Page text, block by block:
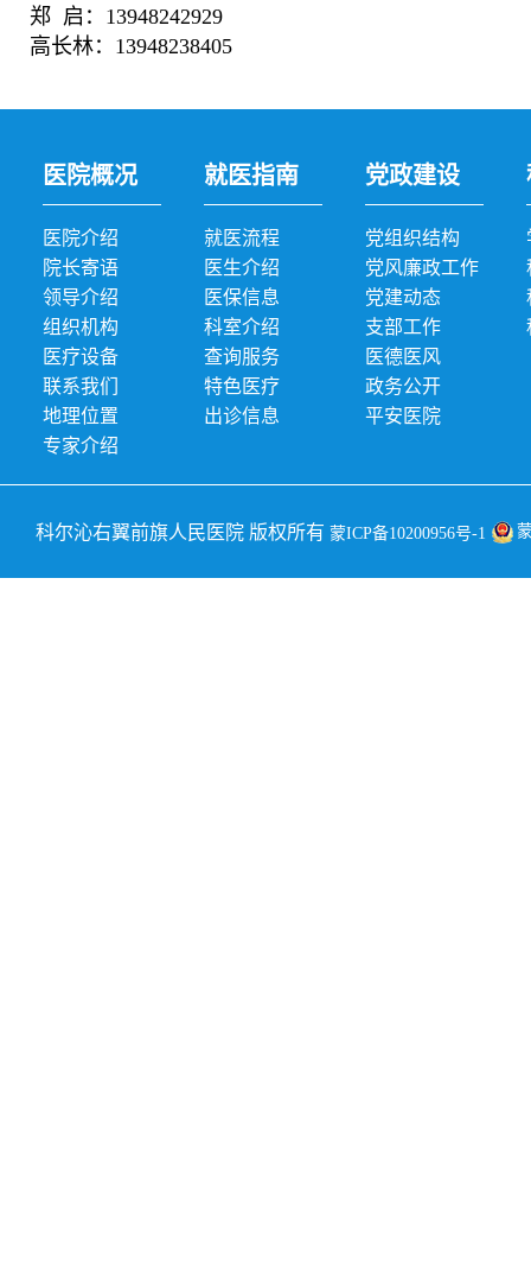
郑 启：13948242929
高长林：13948238405
医院概况
医院介绍
院长寄语
领导介绍
组织机构
医疗设备
联系我们
地理位置
专家介绍
就医指南
就医流程
医生介绍
医保信息
科室介绍
查询服务
特色医疗
出诊信息
党政建设
党组织结构
党风廉政工作
党建动态
支部工作
医德医风
政务公开
平安医院
科尔沁右翼前旗人民医院 版权所有 蒙ICP备10200956号-1